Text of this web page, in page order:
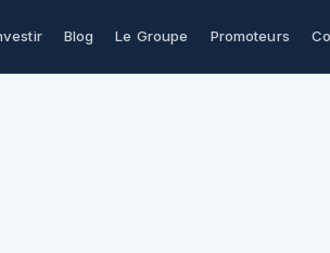
Blog Le Groupe Promoteurs